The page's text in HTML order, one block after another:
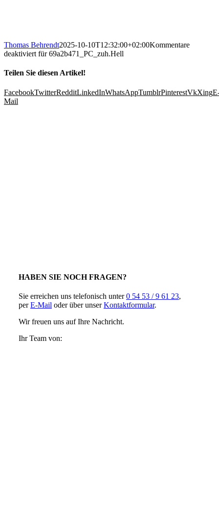
Thomas Behrendt2025-10-10T12:32:00+02:00Kommentare
deaktiviert für 69a2b471_PC_zuh.Hell
Teilen Sie diesen Artikel!
FacebookTwitterRedditLinkedInWhatsAppTumblrPinterestVkXing
Mail
HABEN SIE NOCH FRAGEN?
Sie erreichen uns telefonisch unter0 54 53 / 9 61 23,
perE-Mail oder über unserKontaktformular.
Wir freuen uns auf Ihre Nachricht.
Ihr Team von: